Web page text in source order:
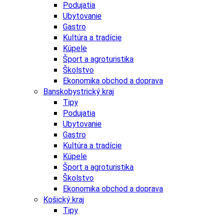
Podujatia
Ubytovanie
Gastro
Kultúra a tradície
Kúpele
Šport a agroturistika
Školstvo
Ekonomika obchod a doprava
Banskobystrický kraj
Tipy
Podujatia
Ubytovanie
Gastro
Kultúra a tradície
Kúpele
Šport a agroturistika
Školstvo
Ekonomika obchod a doprava
Košický kraj
Tipy